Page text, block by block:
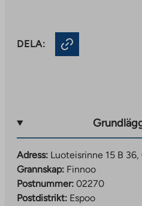
DELA:
Adress: Luoteisrinne 15 B
Grannskap: Finnoo
Postnummer: 02270
Postdistrikt: Espoo